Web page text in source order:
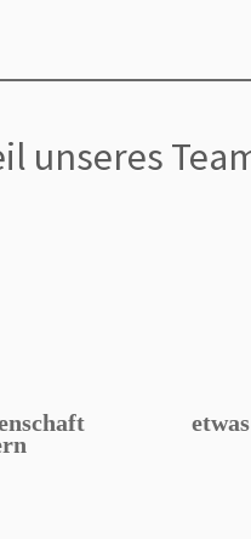
unseres